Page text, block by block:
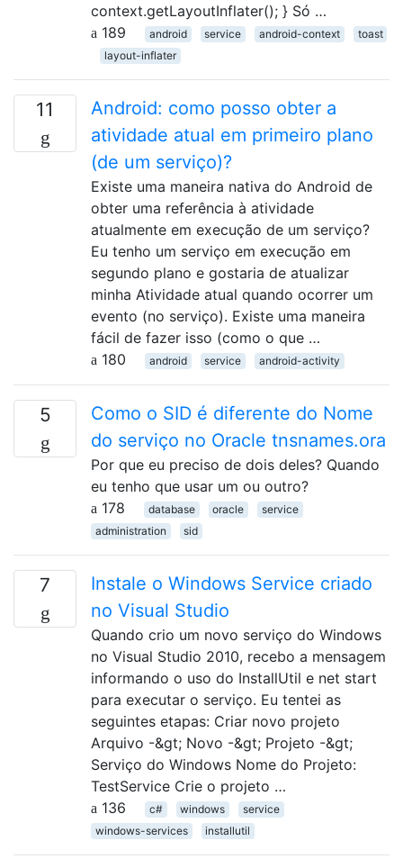
context.getLayoutInflater(); } Só …
189
android service android-context
toast
layout-inflater
11
Android: como posso obter a
atividade atual em primeiro plano
(de um serviço)?
Existe uma maneira nativa do Android de
obter uma referência à atividade
atualmente em execução de um serviço?
Eu tenho um serviço em execução em
segundo plano e gostaria de atualizar
minha Atividade atual quando ocorrer um
evento (no serviço). Existe uma maneira
fácil de fazer isso (como o que …
180
android service android-activity
5
Como o SID é diferente do Nome
do serviço no Oracle tnsnames.ora
Por que eu preciso de dois deles? Quando
eu tenho que usar um ou outro?
178
database oracle
service
administration
sid
7
Instale o Windows Service criado
no Visual Studio
Quando crio um novo serviço do Windows
no Visual Studio 2010, recebo a mensagem
informando o uso do InstallUtil e net start
para executar o serviço. Eu tentei as
seguintes etapas: Criar novo projeto
Arquivo -&gt; Novo -&gt; Projeto -&gt;
Serviço do Windows Nome do Projeto:
TestService Crie o projeto …
136
c# windows
service
windows-services
installutil